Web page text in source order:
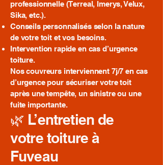
professionnelle (Terreal, Imerys, Velux,
Sika, etc.).
Conseils personnalisés selon la nature
de votre toit et vos besoins.
Intervention rapide en cas d’urgence
toiture.
Nos couvreurs interviennent 7j/7 en cas
d’urgence pour sécuriser votre toit
après une tempête, un sinistre ou une
fuite importante.
🌿 L’entretien de
votre toiture à
Fuveau